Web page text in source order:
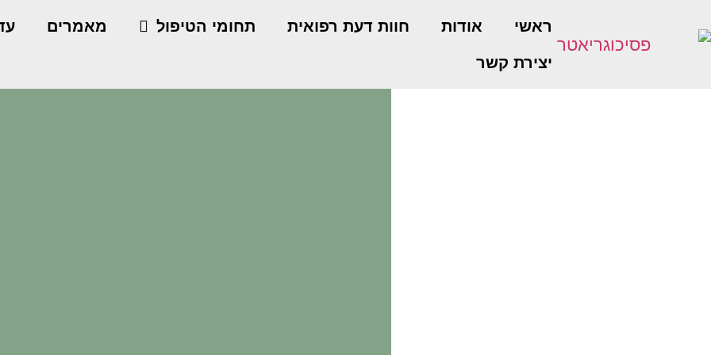
ראשי אודות חוות דעת רפואית תחומי הטיפול מאמרים
יצירת קשר